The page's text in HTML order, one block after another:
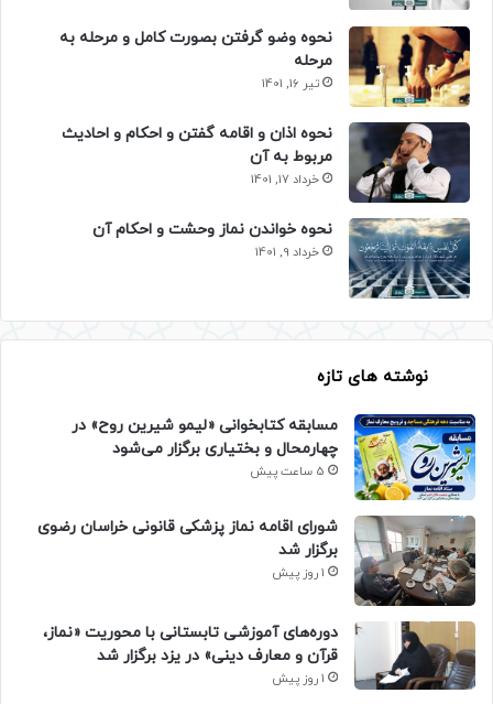
نحوه وضو گرفتن بصورت کامل و مرحله به
مرحله
تیر 16, 1401
نحوه اذان و اقامه گفتن و احکام و احادیث
مربوط به آن
خرداد 17, 1401
نحوه خواندن نماز وحشت و احکام آن
خرداد 9, 1401
نوشته های تازه
مسابقه کتابخوانی «لیمو شیرین روح» در
چهارمحال و بختیاری برگزار می‌شود
5 ساعت پیش
شورای اقامه نماز پزشکی قانونی خراسان رضوی
برگزار شد
1 روز پیش
دوره‌های آموزشی تابستانی با محوریت «نماز،
قرآن و معارف دینی» در یزد برگزار شد
1 روز پیش